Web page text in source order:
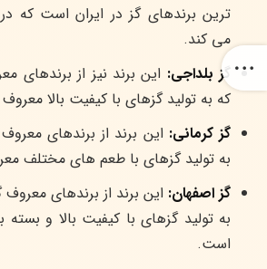
ترین برندهای گز در ایران است که
می کند.
گز بلداجی: این برند نیز از برندهای
که به تولید گزهای با کیفیت بالا
گز کرمانی: این برند از برندهای
به تولید گزهای با طعم های مختلف
گز اصفهان: این برند از برندهای
به تولید گزهای با کیفیت بالا و
است.